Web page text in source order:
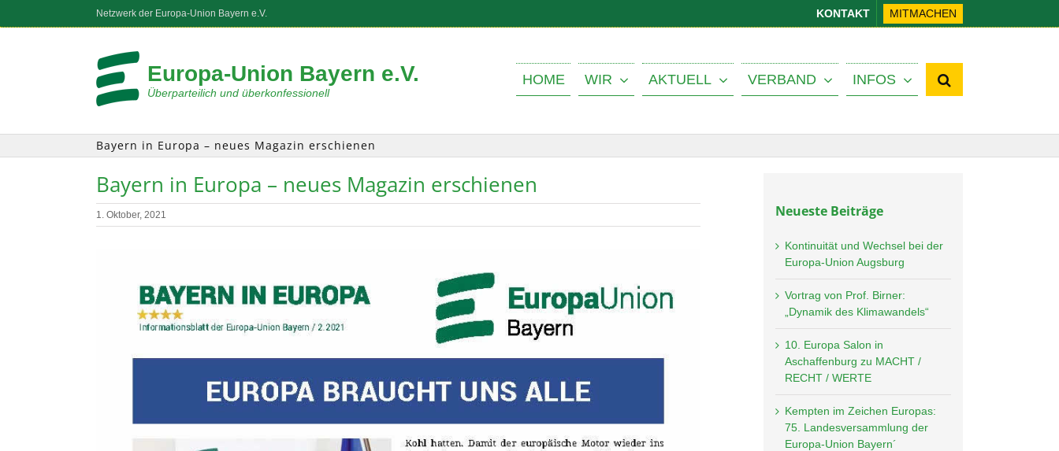
Netzwerk der Europa-Union Bayern e.V. KONTAKT MITMACHEN
Europa-Union Bayern e.V.
Überparteilich und überkonfessionell
HOME WIR AKTUELL VERBAND INFOS
Bayern in Europa – neues Magazin erschienen
Bayern in Europa – neues Magazin erschienen
1. Oktober, 2021 Neueste Beiträge
Kontinuität und Wechsel bei der
Europa-Union Augsburg
Vortrag von Prof. Birner:
„Dynamik des Klimawandels“
10. Europa Salon in
Aschaffenburg zu MACHT /
RECHT / WERTE
Kempten im Zeichen Europas:
75. Landesversammlung der
Europa-Union Bayern´